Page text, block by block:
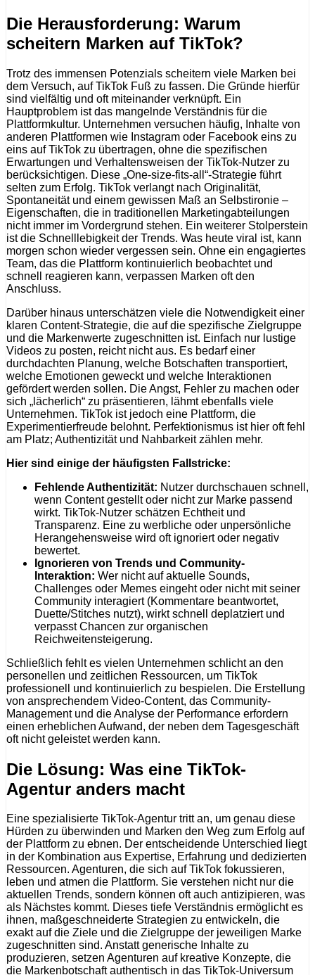
Die Herausforderung: Warum
scheitern Marken auf TikTok?
Trotz des immensen Potenzials scheitern viele Marken bei
dem Versuch, auf TikTok Fuß zu fassen. Die Gründe hierfür
sind vielfältig und oft miteinander verknüpft. Ein
Hauptproblem ist das mangelnde Verständnis für die
Plattformkultur. Unternehmen versuchen häufig, Inhalte von
anderen Plattformen wie Instagram oder Facebook eins zu
eins auf TikTok zu übertragen, ohne die spezifischen
Erwartungen und Verhaltensweisen der TikTok-Nutzer zu
berücksichtigen. Diese „One-size-fits-all“-Strategie führt
selten zum Erfolg. TikTok verlangt nach Originalität,
Spontaneität und einem gewissen Maß an Selbstironie –
Eigenschaften, die in traditionellen Marketingabteilungen
nicht immer im Vordergrund stehen. Ein weiterer Stolperstein
ist die Schnelllebigkeit der Trends. Was heute viral ist, kann
morgen schon wieder vergessen sein. Ohne ein engagiertes
Team, das die Plattform kontinuierlich beobachtet und
schnell reagieren kann, verpassen Marken oft den
Anschluss.
Darüber hinaus unterschätzen viele die Notwendigkeit einer
klaren Content-Strategie, die auf die spezifische Zielgruppe
und die Markenwerte zugeschnitten ist. Einfach nur lustige
Videos zu posten, reicht nicht aus. Es bedarf einer
durchdachten Planung, welche Botschaften transportiert,
welche Emotionen geweckt und welche Interaktionen
gefördert werden sollen. Die Angst, Fehler zu machen oder
sich „lächerlich“ zu präsentieren, lähmt ebenfalls viele
Unternehmen. TikTok ist jedoch eine Plattform, die
Experimentierfreude belohnt. Perfektionismus ist hier oft fehl
am Platz; Authentizität und Nahbarkeit zählen mehr.
Hier sind einige der häufigsten Fallstricke:
Fehlende Authentizität: Nutzer durchschauen schnell,
wenn Content gestellt oder nicht zur Marke passend
wirkt. TikTok-Nutzer schätzen Echtheit und
Transparenz. Eine zu werbliche oder unpersönliche
Herangehensweise wird oft ignoriert oder negativ
bewertet.
Ignorieren von Trends und Community-
Interaktion: Wer nicht auf aktuelle Sounds,
Challenges oder Memes eingeht oder nicht mit seiner
Community interagiert (Kommentare beantwortet,
Duette/Stitches nutzt), wirkt schnell deplatziert und
verpasst Chancen zur organischen
Reichweitensteigerung.
Schließlich fehlt es vielen Unternehmen schlicht an den
personellen und zeitlichen Ressourcen, um TikTok
professionell und kontinuierlich zu bespielen. Die Erstellung
von ansprechendem Video-Content, das Community-
Management und die Analyse der Performance erfordern
einen erheblichen Aufwand, der neben dem Tagesgeschäft
oft nicht geleistet werden kann.
Die Lösung: Was eine TikTok-
Agentur anders macht
Eine spezialisierte TikTok-Agentur tritt an, um genau diese
Hürden zu überwinden und Marken den Weg zum Erfolg auf
der Plattform zu ebnen. Der entscheidende Unterschied liegt
in der Kombination aus Expertise, Erfahrung und dedizierten
Ressourcen. Agenturen, die sich auf TikTok fokussieren,
leben und atmen die Plattform. Sie verstehen nicht nur die
aktuellen Trends, sondern können oft auch antizipieren, was
als Nächstes kommt. Dieses tiefe Verständnis ermöglicht es
ihnen, maßgeschneiderte Strategien zu entwickeln, die
exakt auf die Ziele und die Zielgruppe der jeweiligen Marke
zugeschnitten sind. Anstatt generische Inhalte zu
produzieren, setzen Agenturen auf kreative Konzepte, die
die Markenbotschaft authentisch in das TikTok-Universum